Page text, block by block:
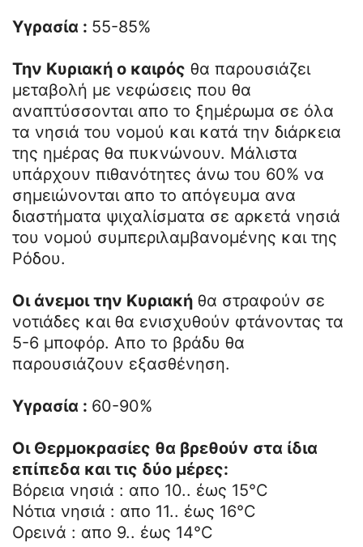
Υγρασία : 55-85%
Την Κυριακή ο καιρός θα παρουσιάζει
μεταβολή με νεφώσεις που θα
αναπτύσσονται απο το ξημέρωμα σε όλα
τα νησιά του νομού και κατά την διάρκεια
της ημέρας θα πυκνώνουν. Μάλιστα
υπάρχουν πιθανότητες άνω του 60% να
σημειώνονται απο το απόγευμα ανα
διαστήματα ψιχαλίσματα σε αρκετά νησιά
του νομού συμπεριλαμβανομένης και της
Ρόδου.
Οι άνεμοι την Κυριακή θα στραφούν σε
νοτιάδες και θα ενισχυθούν φτάνοντας τα
5-6 μποφόρ. Απο το βράδυ θα
παρουσιάζουν εξασθένηση.
Υγρασία : 60-90%
Οι Θερμοκρασίες θα βρεθούν στα ίδια
επίπεδα και τις δύο μέρες:
Βόρεια νησιά : απο 10.. έως 15°C
Νότια νησιά : απο 11.. έως 16°C
Ορεινά : απο 9.. έως 14°C